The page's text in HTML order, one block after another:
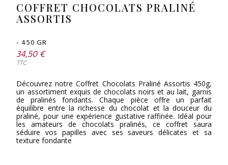
COFFRET CHOCOLATS PRALINÉ
ASSORTIS
- 450 GR
34,50 €
TTC
Découvrez notre Coffret Chocolats Praliné Assortis 450g,
un assortiment exquis de chocolats noirs et au lait, garnis
de pralinés fondants. Chaque pièce offre un parfait
équilibre entre la richesse du chocolat et la douceur du
praliné, pour une expérience gustative raffinée. Idéal pour
les amateurs de chocolats pralinés, ce coffret saura
séduire vos papilles avec ses saveurs délicates et sa
texture fondante